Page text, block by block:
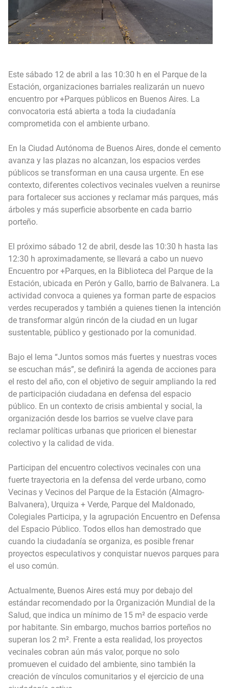
Este sábado 12 de abril a las 10:30 h en el Parque de la
Estación, organizaciones barriales realizarán un nuevo
encuentro por +Parques públicos en Buenos Aires. La
convocatoria está abierta a toda la ciudadanía
comprometida con el ambiente urbano.
En la Ciudad Autónoma de Buenos Aires, donde el cemento
avanza y las plazas no alcanzan, los espacios verdes
públicos se transforman en una causa urgente. En ese
contexto, diferentes colectivos vecinales vuelven a reunirse
para fortalecer sus acciones y reclamar más parques, más
árboles y más superficie absorbente en cada barrio
porteño.
El próximo sábado 12 de abril, desde las 10:30 h hasta las
12:30 h aproximadamente, se llevará a cabo un nuevo
Encuentro por +Parques, en la Biblioteca del Parque de la
Estación, ubicada en Perón y Gallo, barrio de Balvanera. La
actividad convoca a quienes ya forman parte de espacios
verdes recuperados y también a quienes tienen la intención
de transformar algún rincón de la ciudad en un lugar
sustentable, público y gestionado por la comunidad.
Bajo el lema “Juntos somos más fuertes y nuestras voces
se escuchan más”, se definirá la agenda de acciones para
el resto del año, con el objetivo de seguir ampliando la red
de participación ciudadana en defensa del espacio
público. En un contexto de crisis ambiental y social, la
organización desde los barrios se vuelve clave para
reclamar políticas urbanas que prioricen el bienestar
colectivo y la calidad de vida.
Participan del encuentro colectivos vecinales con una
fuerte trayectoria en la defensa del verde urbano, como
Vecinas y Vecinos del Parque de la Estación (Almagro-
Balvanera), Urquiza + Verde, Parque del Maldonado,
Colegiales Participa, y la agrupación Encuentro en Defensa
del Espacio Público. Todos ellos han demostrado que
cuando la ciudadanía se organiza, es posible frenar
proyectos especulativos y conquistar nuevos parques para
el uso común.
Actualmente, Buenos Aires está muy por debajo del
estándar recomendado por la Organización Mundial de la
Salud, que indica un mínimo de 15 m² de espacio verde
por habitante. Sin embargo, muchos barrios porteños no
superan los 2 m². Frente a esta realidad, los proyectos
vecinales cobran aún más valor, porque no solo
promueven el cuidado del ambiente, sino también la
creación de vínculos comunitarios y el ejercicio de una